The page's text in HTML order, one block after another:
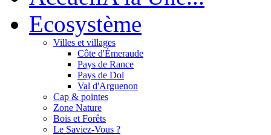
Ecosystème
Villes et villages
Côte d'Émeraude
Pays de Rance
Pays de Dol
Val d'Arguenon
Cap & pointes
Zone Nature
Bois et Forêts
Le Saviez-Vous ?